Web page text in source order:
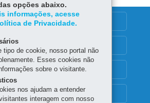
INSTITUCIONAL
opções abaixo.
informações, acesse
de Privacidade.
tipo de cookie, nosso portal não
Esses cookies não
sobre o visitante.
nos ajudam a entender
interagem com nosso